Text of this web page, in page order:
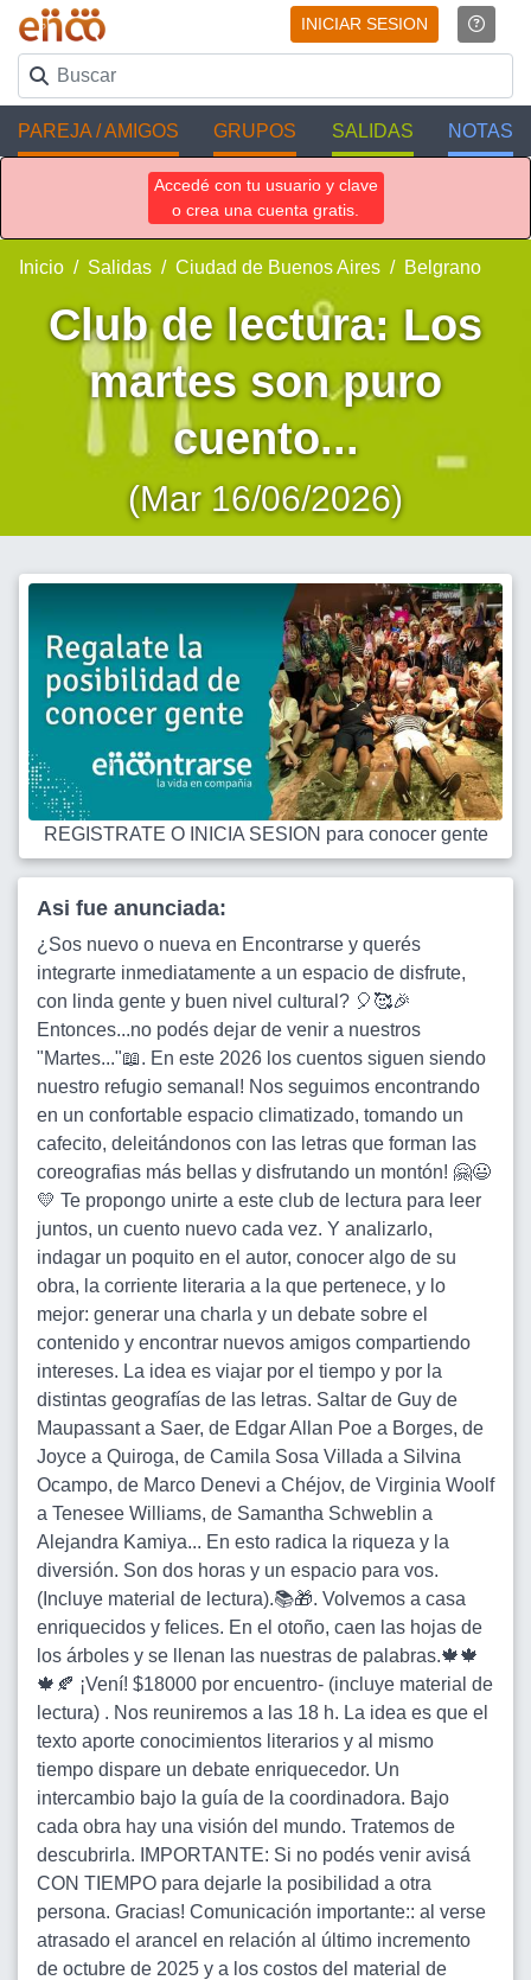
INICIAR SESION
PAREJA / AMIGOS GRUPOS SALIDAS NOTAS
Accedé con tu usuario y clave
o crea una cuenta gratis.
Inicio Salidas Ciudad de Buenos Aires Belgrano
Club de lectura: Los
martes son puro
cuento...
(Mar 16/06/2026)
REGISTRATE O INICIA SESION para conocer gente
Asi fue anunciada:
¿Sos nuevo o nueva en Encontrarse y querés
integrarte inmediatamente a un espacio de disfrute,
con linda gente y buen nivel cultural? 🎈🥰🎉
Entonces...no podés dejar de venir a nuestros
"Martes..."📖. En este 2026 los cuentos siguen siendo
nuestro refugio semanal! Nos seguimos encontrando
en un confortable espacio climatizado, tomando un
cafecito, deleitándonos con las letras que forman las
coreografias más bellas y disfrutando un montón! 🤗😃
💛 Te propongo unirte a este club de lectura para leer
juntos, un cuento nuevo cada vez. Y analizarlo,
indagar un poquito en el autor, conocer algo de su
obra, la corriente literaria a la que pertenece, y lo
mejor: generar una charla y un debate sobre el
contenido y encontrar nuevos amigos compartiendo
intereses. La idea es viajar por el tiempo y por la
distintas geografías de las letras. Saltar de Guy de
Maupassant a Saer, de Edgar Allan Poe a Borges, de
Joyce a Quiroga, de Camila Sosa Villada a Silvina
Ocampo, de Marco Denevi a Chéjov, de Virginia Woolf
a Tenesee Williams, de Samantha Schweblin a
Alejandra Kamiya... En esto radica la riqueza y la
diversión. Son dos horas y un espacio para vos.
(Incluye material de lectura).📚🎁. Volvemos a casa
enriquecidos y felices. En el otoño, caen las hojas de
los árboles y se llenan las nuestras de palabras.🍁🍁
🍁🍂 ¡Vení! $18000 por encuentro- (incluye material de
lectura) . Nos reuniremos a las 18 h. La idea es que el
texto aporte conocimientos literarios y al mismo
tiempo dispare un debate enriquecedor. Un
intercambio bajo la guía de la coordinadora. Bajo
cada obra hay una visión del mundo. Tratemos de
descubrirla. IMPORTANTE: Si no podés venir avisá
CON TIEMPO para dejarle la posibilidad a otra
persona. Gracias! Comunicación importante:: al verse
atrasado el arancel en relación al último incremento
de octubre de 2025 y a los costos del material de